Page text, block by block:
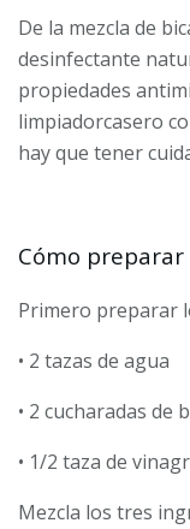
De la mezcla de
desinfectante
propiedades
limpiadorcasero
hay que tener
Cómo preparar
Primero preparar
• 2 tazas de agua
• 2 cucharadas de
• 1/2 taza de
Mezcla los tres